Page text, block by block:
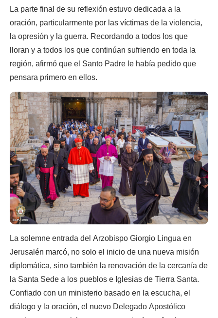
La parte final de su reflexión estuvo dedicada a la
oración, particularmente por las víctimas de la violencia,
la opresión y la guerra. Recordando a todos los que
lloran y a todos los que continúan sufriendo en toda la
región, afirmó que el Santo Padre le había pedido que
pensara primero en ellos.
La solemne entrada del Arzobispo Giorgio Lingua en
Jerusalén marcó, no solo el inicio de una nueva misión
diplomática, sino también la renovación de la cercanía de
la Santa Sede a los pueblos e Iglesias de Tierra Santa.
Confiado con un ministerio basado en la escucha, el
diálogo y la oración, el nuevo Delegado Apostólico